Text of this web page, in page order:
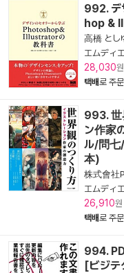
992. デ
hop &
高橋 とし
エムディ
28,030
택배로 주
993. 世
ン作家
ル/問七
本)
株式會社
エムディ
26,910
택배로 주
994.
[ビジテ